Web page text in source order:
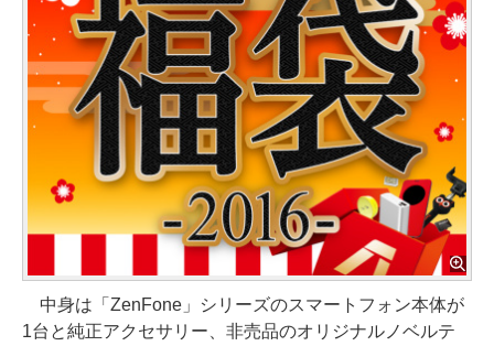
中身は「ZenFone」シリーズのスマートフォン本体が
1台と純正アクセサリー、非売品のオリジナルノベルテ